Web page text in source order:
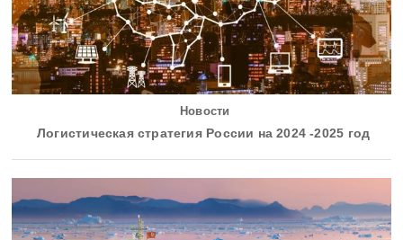
Новости
Логистическая стратегия России на 2024 -2025 год